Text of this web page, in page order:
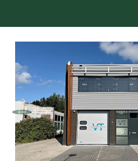
Nieuws
Contact